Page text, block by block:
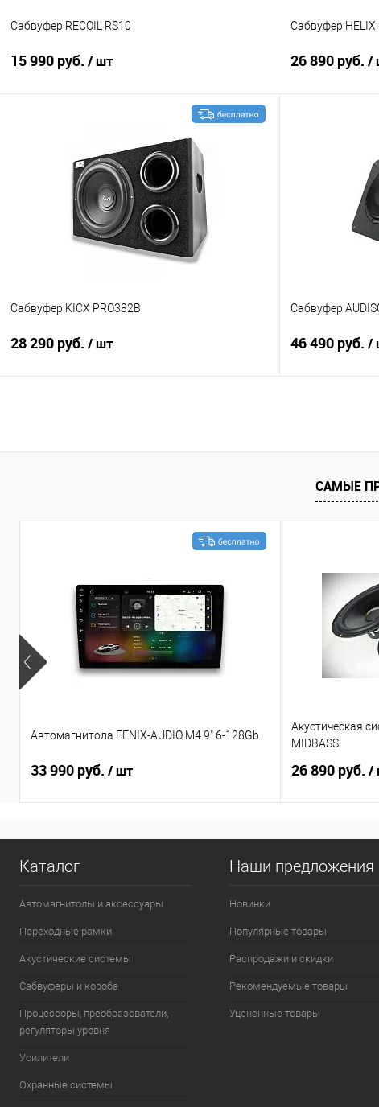
Сабвуфер RECOIL RS10
15 990 руб. / шт
Сравнение В избранное
Сабвуфер HELIX
26 890 руб. /
Сабвуфер KICX PRO382B
28 290 руб. / шт
Сравнение В избранное
Сабвуфер
46 490 руб. /
Сравнение
САМЫЕ
Автомагнитола FENIX-AUDIO M4 9" 6-128Gb
33 990 руб. / шт
Акустическая
MIDBASS
26 890 руб. /
Каталог
Автомагнитолы и аксессуары
Переходные рамки
Акустические системы
Сабвуферы и короба
Процессоры, преобразователи,
регуляторы уровня
Усилители
Охранные системы
Наши предложения
Новинки
Популярные товары
Распродажи и скидки
Рекомендуемые товары
Уцененные товары